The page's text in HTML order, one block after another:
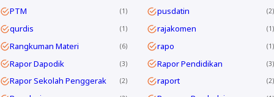
PTM 1 pusdatin 2
qurdis 1 rajakomen 1
Rangkuman Materi 6 rapo 1
Rapor Dapodik 3 Rapor Pendidikan 3
Rapor Sekolah Penggerak 2 raport 2